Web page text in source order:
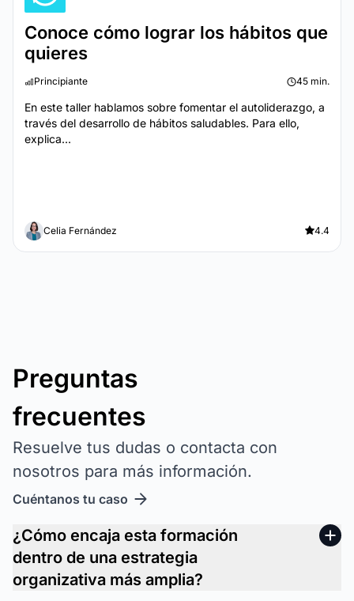
Conoce cómo lograr los hábitos que
quieres
Principiante 45 min.
En este taller hablamos sobre fomentar el autoliderazgo, a
través del desarrollo de hábitos saludables. Para ello,
explica...
Celia Fernández 4.4
Preguntas
frecuentes
Resuelve tus dudas o contacta con
nosotros para más información.
Cuéntanos tu caso
¿Cómo encaja esta formación
dentro de una estrategia
organizativa más amplia?